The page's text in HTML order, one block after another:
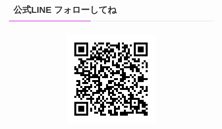
公式LINE フォローしてね